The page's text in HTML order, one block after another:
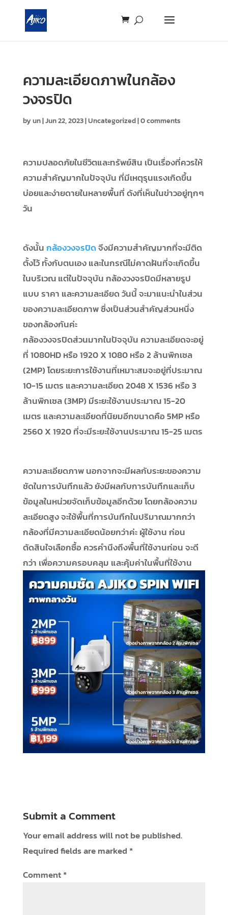
ความละเอียดภาพในกล้อง
วงจรปิด
byun|Jun 22, 2023|Uncategorized|0 comments
ความปลอดภัยในชีวิตและทรัพย์สิน เป็นเรื่องที่ควรให้
ความสำคัญมากในปัจจุบัน ที่มีเหตุรุนแรงเกิดขึ้น
บ่อยและง่ายดายในหลายพื้นที่ ดังที่เห็นในข่าวอยู่ทุกๆ
วัน
ดังนั้นกล้องวงจรปิดจึงมีความสำคัญมากที่จะมีติด
ตั้งไว้ ทั้งกับตนเอง และในกรณีไม่คาดฝันที่จะเกิดขึ้น
ในบริเวณ แต่ในปัจจุบัน กล้องวงจรปิดมีหลายรูป
แบบ ราคา และความละเอียด วันนี้ จะมาแนะนำในส่วน
ของความละเอียดภาพ ซึ่งเป็นส่วนสำคัญส่วนหนึ่ง
ของกล้องกันค่ะ
กล้องวงจรปิดส่วนมากในปัจจุบัน ความละเอียดจะอยู่
ที่ 1080HD หรือ 1920 X 1080 หรือ 2 ล้านพิกเซล
(2MP) โดยระยะการใช้งานที่เหมาะสมจะอยู่ที่ประมาณ
10-15 เมตร และความละเอียด 2048 X 1536 หรือ 3
ล้านพิกเซล (3MP) มีระยะใช้งานประมาณ 15-20
เมตร และความละเอียดที่นิยมอีกขนาดคือ 5MP หรือ
2560 X 1920 ที่จะมีระยะใช้งานประมาณ 15-25 เมตร
ความละเอียดภาพ นอกจากจะมีผลกับระยะของความ
ชัดในการบันทึกแล้ว ยังมีผลกับการบันทึกและเก็บ
ข้อมูลในหน่วยจัดเก็บข้อมูลอีกด้วย โดยกล้องความ
ละเอียดสูง จะใช้พื้นที่การบันทึกในปริมาณมากกว่า
กล้องที่มีความละเอียดน้อยกว่าค่ะ ผู้ใช้งาน ก่อน
ตัดสินใจเลือกซื้อ ควรคำนึงถึงพื้นที่ใช้งานก่อน จะดี
กว่า เพื่อความครอบคลุม และคุ้มค่าในพื้นที่ใช้งาน
Submit a Comment
Your email address will not be published.
Required fields are marked *
Comment*